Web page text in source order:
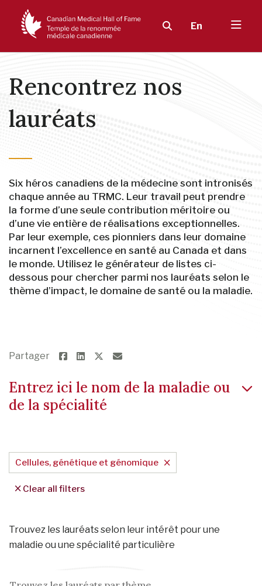
En
Rencontrez nos
lauréats
Six héros canadiens de la médecine sont intronisés
chaque année au TRMC. Leur travail peut prendre
la forme d’une seule contribution méritoire ou
d’une vie entière de réalisations exceptionnelles.
Par leur exemple, ces pionniers dans leur domaine
incarnent l’excellence en santé au Canada et dans
le monde. Utilisez le générateur de listes ci-
dessous pour chercher parmi nos lauréats selon le
thème d’impact, le domaine de santé ou la maladie.
Partager
Entrez ici le nom de la maladie ou
de la spécialité
Cellules, génétique et génomique
Clear all filters
Trouvez les lauréats selon leur intérêt pour une
maladie ou une spécialité particulière